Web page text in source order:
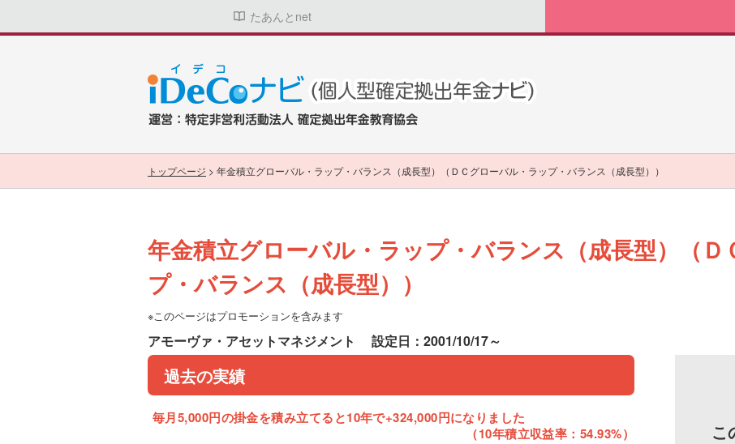
たあんとnet
トップページ > 年金積立グローバル・ラップ・バランス（成長型）（ＤＣグローバル・ラップ・バランス（成長型））
年金積立グローバル・ラップ・バランス（成長型）（Ｄ
プ・バランス（成長型））
※このページはプロモーションを含みます
アモーヴァ・アセットマネジメント 設定日：2001/10/17～
過去の実績
毎月5,000円の掛金を積み立てると10年で+324,000円になりました
（10年積立収益率：54.93%）
こ